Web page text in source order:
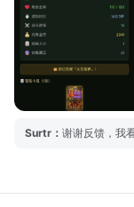
Surtr ： 谢谢反馈，我